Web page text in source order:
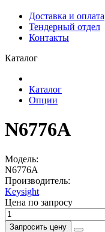
Доставка и оплата
Тендерный отдел
Контакты
Каталог
Каталог
Опции
N6776A
Модель:
N6776A
Производитель:
Keysight
Цена по запросу
Запросить цену